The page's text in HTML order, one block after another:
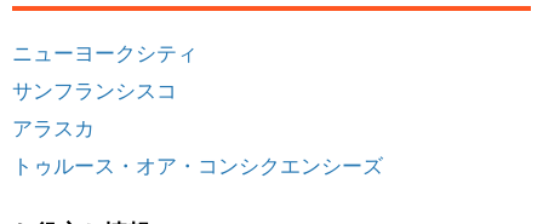
ニューヨークシティ
サンフランシスコ
アラスカ
トゥルース・オア・コンシクエンシーズ